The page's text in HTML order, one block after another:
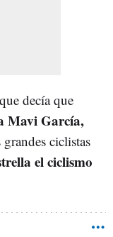
decía que
Mavi García,
ciclistas
el ciclismo